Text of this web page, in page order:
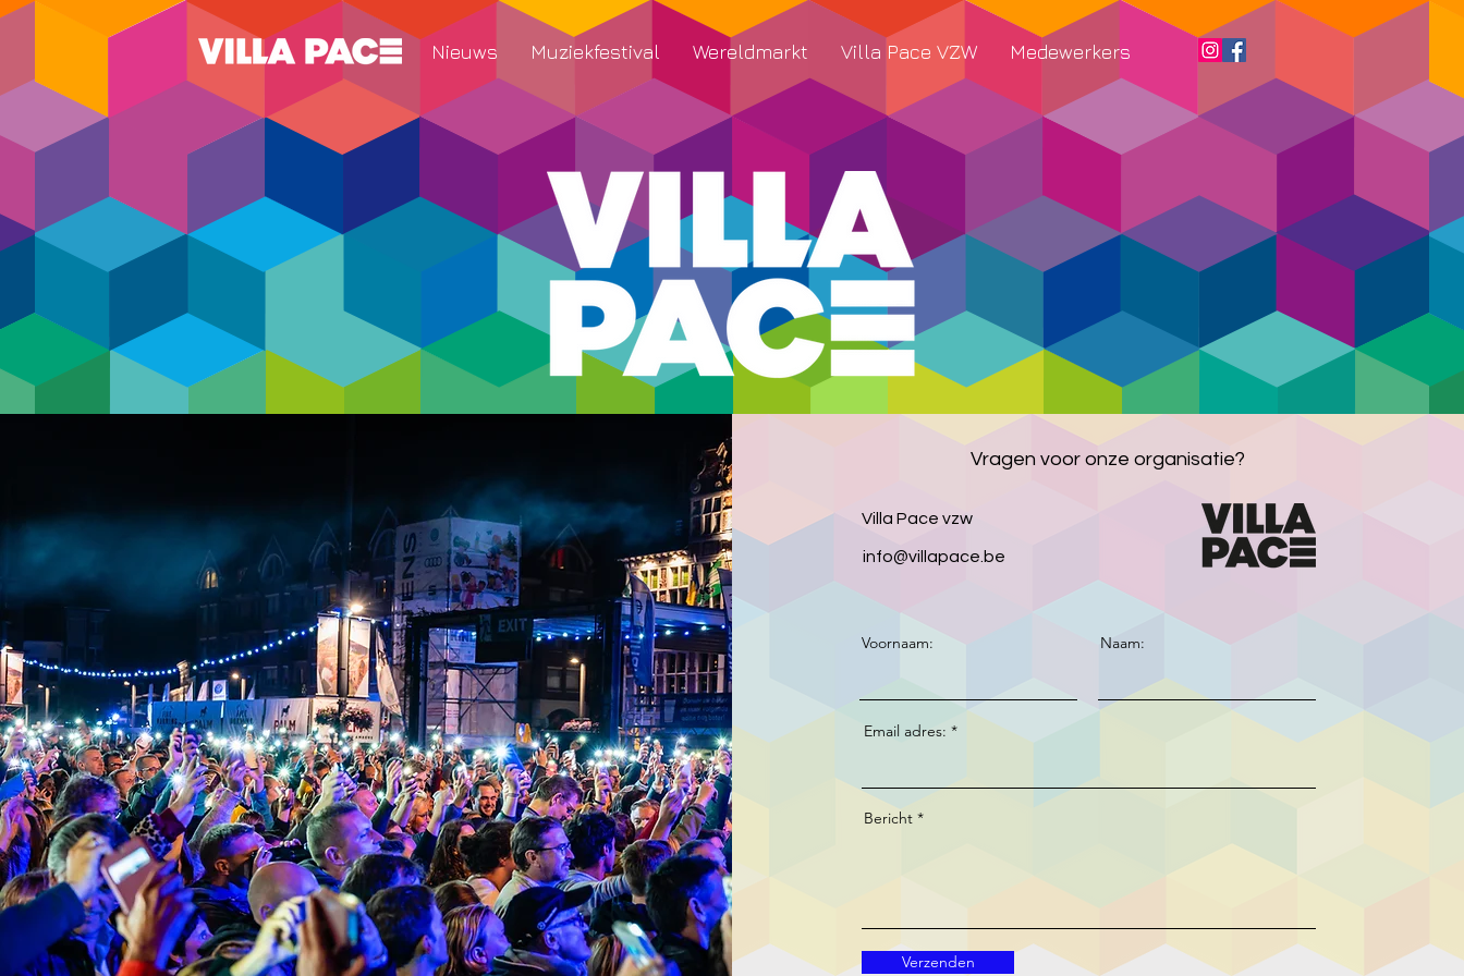
Nieuws Muziekfestival Wereldmarkt Villa Pace VZW Medewerkers
Vragen voor onze organisatie?
Villa Pace vzw
info@villapace.be
Voornaam: Naam:
Email adres:
Bericht
Verzenden